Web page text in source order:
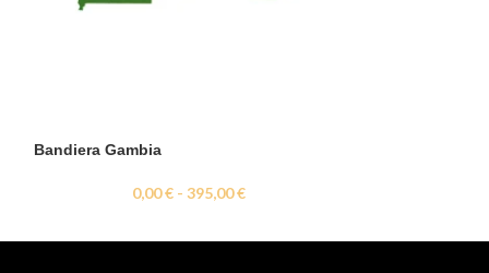
Bandiera Gambia
0,00€ - 395,00€